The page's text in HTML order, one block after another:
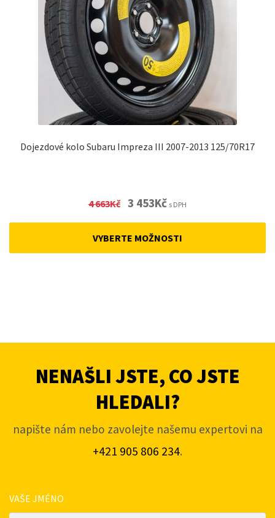
Dojezdové kolo Subaru Impreza III 2007-2013 125/70R17
4 663Kč Original
3 453KčCurrent
s DPH
VYBERTE MOŽNOSTI
NENAŠLI JSTE, CO JSTE
HLEDALI?
napište nám nebo zavolejte našemu expertovi na
+421 905 806 234.
VAŠE JMÉNO